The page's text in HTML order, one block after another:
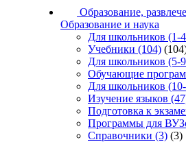
Образование,
Образование и наука
Для школьников (1-
Учебники (104)
Для школьников (5-
Обучающие
Для школьников
Изучение языков
Подготовка к
Программы для
Справочники (3) (3)